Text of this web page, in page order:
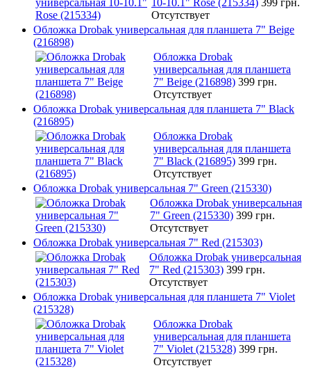
Отсутствует
Обложка Drobak универсальная для планшета 7" Beige
(216898)
Обложка Drobak
универсальная для планшета
7" Beige (216898) 399 грн.
Отсутствует
Обложка Drobak универсальная для планшета 7" Black
(216895)
Обложка Drobak
универсальная для планшета
7" Black (216895) 399 грн.
Отсутствует
Обложка Drobak универсальная 7" Green (215330)
Обложка Drobak универсальная
7" Green (215330) 399 грн.
Отсутствует
Обложка Drobak универсальная 7" Red (215303)
Обложка Drobak универсальная
7" Red (215303) 399 грн.
Отсутствует
Обложка Drobak универсальная для планшета 7" Violet
(215328)
Обложка Drobak
универсальная для планшета
7" Violet (215328) 399 грн.
Отсутствует